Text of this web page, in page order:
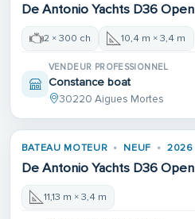
De Antonio Yachts D36 Open
2 × 300 ch 10,4 m × 3,4 m
VENDEUR PROFESSIONNEL
Constance boat
30220 Aigues Mortes
BATEAU MOTEUR NEUF 2026
De Antonio Yachts D36 Open
11,13 m × 3,4 m